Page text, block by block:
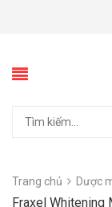
Trang chủ Dược
Fraxel Whitening